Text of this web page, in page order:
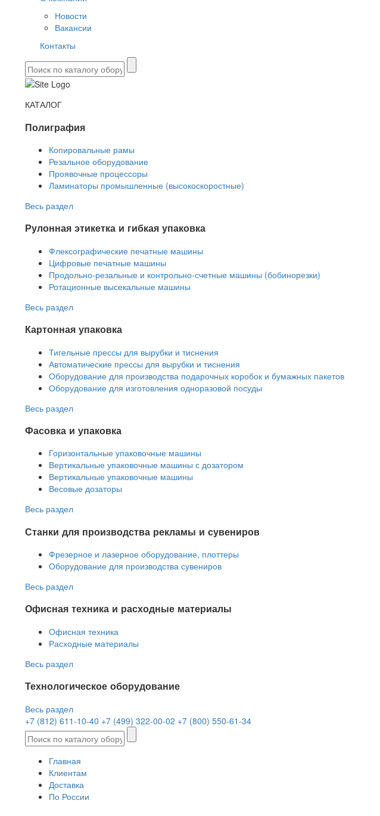
Новости
Вакансии
Контакты
КАТАЛОГ
Полиграфия
Копировальные рамы
Резальное оборудование
Проявочные процессоры
Ламинаторы промышленные (высокоскоростные)
Весь раздел
Рулонная этикетка и гибкая упаковка
Флексографические печатные машины
Цифровые печатные машины
Продольно-резальные и контрольно-счетные машины (бобинорезки)
Ротационные высекальные машины
Весь раздел
Картонная упаковка
Тигельные прессы для вырубки и тиснения
Автоматические прессы для вырубки и тиснения
Оборудование для производства подарочных коробок и бумажных пакетов
Оборудование для изготовления одноразовой посуды
Весь раздел
Фасовка и упаковка
Горизонтальные упаковочные машины
Вертикальные упаковочные машины с дозатором
Вертикальные упаковочные машины
Весовые дозаторы
Весь раздел
Станки для производства рекламы и сувениров
Фрезерное и лазерное оборудование, плоттеры
Оборудование для производства сувениров
Весь раздел
Офисная техника и расходные материалы
Офисная техника
Расходные материалы
Весь раздел
Технологическое оборудование
Весь раздел
+7 (812) 611-10-40 +7 (499) 322-00-02 +7 (800) 550-61-34
Главная
Клиентам
Доставка
По России